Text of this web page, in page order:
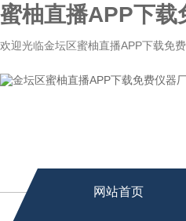
蜜柚直播APP下载
欢迎光临金坛区蜜柚直播APP下载免费仪
网站首页